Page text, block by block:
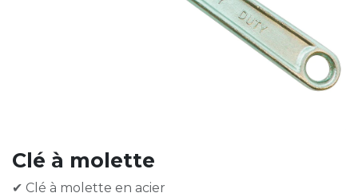
Clé à molette
✔ Clé à molette en acier